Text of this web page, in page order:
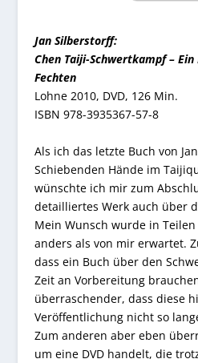
Jan Silberstorff:
Chen Taiji-Schwertkampf –
Fechten
Lohne 2010, DVD, 126 Min.
ISBN 978-3935367-57-8
Als ich das letzte Buch von
Schiebenden Hände im
wünschte ich mir zum
detailliertes Werk auch über
Mein Wunsch wurde in
anders als von mir erwartet.
dass ein Buch über den
Zeit an Vorbereitung
überraschender, dass diese
Veröffentlichung nicht so
Zum anderen aber eben
um eine DVD handelt, die